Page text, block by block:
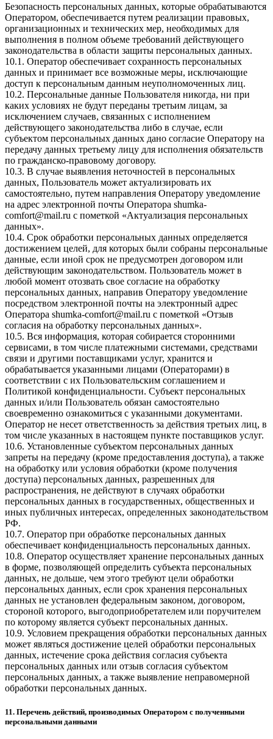
Безопасность персональных данных, которые обрабатываются
Оператором, обеспечивается путем реализации правовых,
организационных и технических мер, необходимых для
выполнения в полном объеме требований действующего
законодательства в области защиты персональных данных.
10.1. Оператор обеспечивает сохранность персональных
данных и принимает все возможные меры, исключающие
доступ к персональным данным неуполномоченных лиц.
10.2. Персональные данные Пользователя никогда, ни при
каких условиях не будут переданы третьим лицам, за
исключением случаев, связанных с исполнением
действующего законодательства либо в случае, если
субъектом персональных данных дано согласие Оператору на
передачу данных третьему лицу для исполнения обязательств
по гражданско-правовому договору.
10.3. В случае выявления неточностей в персональных
данных, Пользователь может актуализировать их
самостоятельно, путем направления Оператору уведомление
на адрес электронной почты Оператора shumka-
comfort@mail.ru с пометкой «Актуализация персональных
данных».
10.4. Срок обработки персональных данных определяется
достижением целей, для которых были собраны персональные
данные, если иной срок не предусмотрен договором или
действующим законодательством. Пользователь может в
любой момент отозвать свое согласие на обработку
персональных данных, направив Оператору уведомление
посредством электронной почты на электронный адрес
Оператора shumka-comfort@mail.ru с пометкой «Отзыв
согласия на обработку персональных данных».
10.5. Вся информация, которая собирается сторонними
сервисами, в том числе платежными системами, средствами
связи и другими поставщиками услуг, хранится и
обрабатывается указанными лицами (Операторами) в
соответствии с их Пользовательским соглашением и
Политикой конфиденциальности. Субъект персональных
данных и/или Пользователь обязан самостоятельно
своевременно ознакомиться с указанными документами.
Оператор не несет ответственность за действия третьих лиц, в
том числе указанных в настоящем пункте поставщиков услуг.
10.6. Установленные субъектом персональных данных
запреты на передачу (кроме предоставления доступа), а также
на обработку или условия обработки (кроме получения
доступа) персональных данных, разрешенных для
распространения, не действуют в случаях обработки
персональных данных в государственных, общественных и
иных публичных интересах, определенных законодательством
РФ.
10.7. Оператор при обработке персональных данных
обеспечивает конфиденциальность персональных данных.
10.8. Оператор осуществляет хранение персональных данных
в форме, позволяющей определить субъекта персональных
данных, не дольше, чем этого требуют цели обработки
персональных данных, если срок хранения персональных
данных не установлен федеральным законом, договором,
стороной которого, выгодоприобретателем или поручителем
по которому является субъект персональных данных.
10.9. Условием прекращения обработки персональных данных
может являться достижение целей обработки персональных
данных, истечение срока действия согласия субъекта
персональных данных или отзыв согласия субъектом
персональных данных, а также выявление неправомерной
обработки персональных данных.
11. Перечень действий, производимых Оператором с полученными
персональными данными